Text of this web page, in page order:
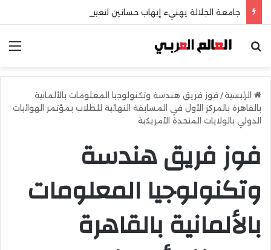
بحث عن
الرئيسية/ فوز فريق هندسة وتكنولوجيا المعلومات بالألمانية
بالقاهرة بالمركز الأول في المسابقة النهائية للطلاب بمؤتمر الهوائيات
الدولي بالولايات المتحدة الأمريكية
فوز فريق هندسة
وتكنولوجيا المعلومات
بالألمانية بالقاهرة